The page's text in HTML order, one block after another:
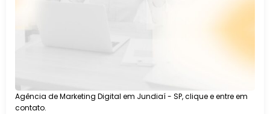
Agência de Marketing Digital em Jundiaí - SP, clique e entre em
contato.